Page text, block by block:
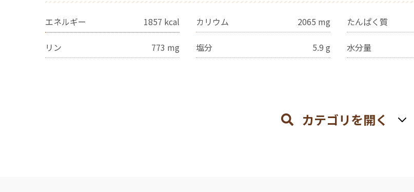
エネルギー 1857 kcal カリウム 2065 mg たんぱく質
リン 773 mg 塩分 5.9 g 水分量
カテゴリを開く